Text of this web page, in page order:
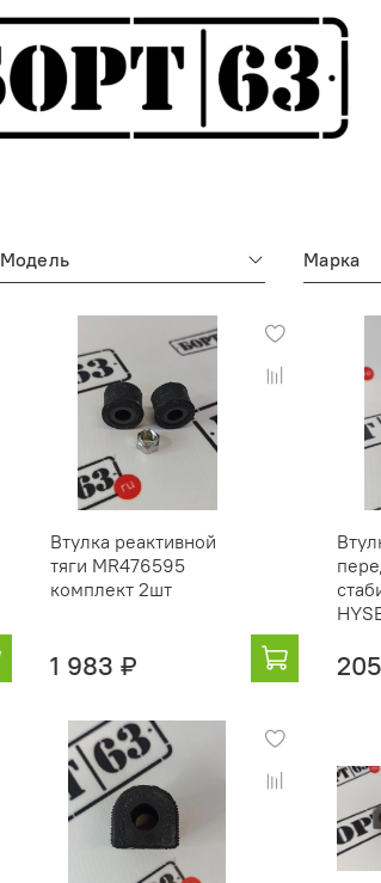
Модель Марка
Втулка реактивной
тяги MR476595
комплект 2шт
1 983 ₽